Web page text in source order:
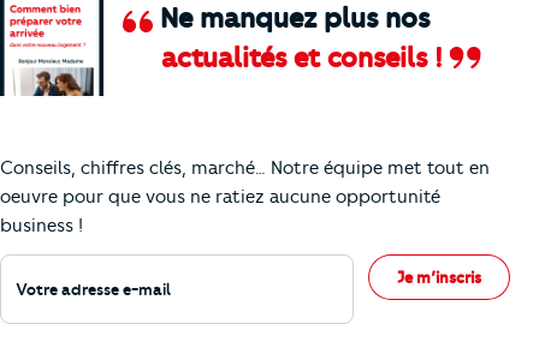
Ne manquez plus nos
actualités et conseils !
Conseils, chiffres clés, marché… Notre équipe met tout en
oeuvre pour que vous ne ratiez aucune opportunité
business !
Votre adresse e-mail
Je m’inscris